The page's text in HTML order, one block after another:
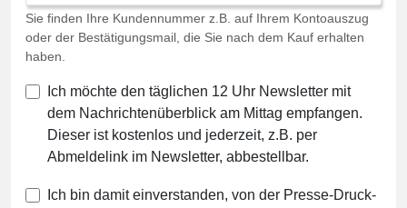
Sie finden Ihre Kundennummer z.B. auf Ihrem Kontoauszug
oder der Bestätigungsmail, die Sie nach dem Kauf erhalten
haben.
Ich möchte den täglichen 12 Uhr Newsletter mit
dem Nachrichtenüberblick am Mittag empfangen.
Dieser ist kostenlos und jederzeit, z.B. per
Abmeldelink im Newsletter, abbestellbar.
Ich bin damit einverstanden, von der Presse-Druck-